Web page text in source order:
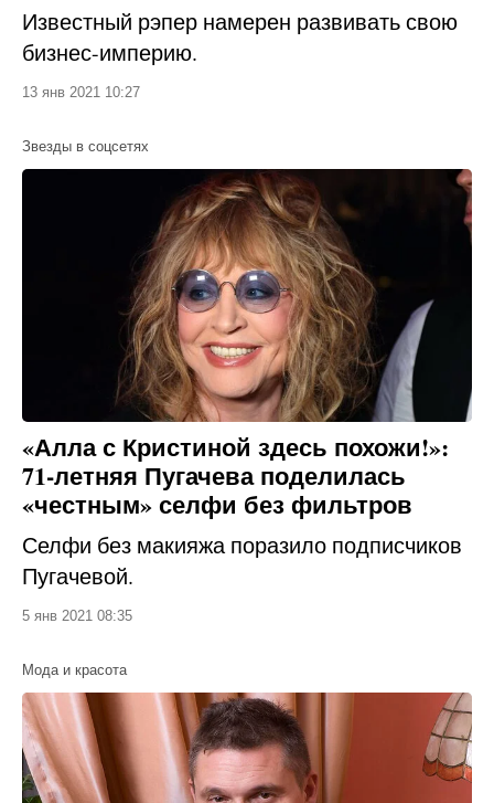
Известный рэпер намерен развивать свою
бизнес-империю.
13 янв 2021 10:27
Звезды в соцсетях
«Алла с Кристиной здесь похожи!»:
71-летняя Пугачева поделилась
«честным» селфи без фильтров
Селфи без макияжа поразило подписчиков
Пугачевой.
5 янв 2021 08:35
Мода и красота